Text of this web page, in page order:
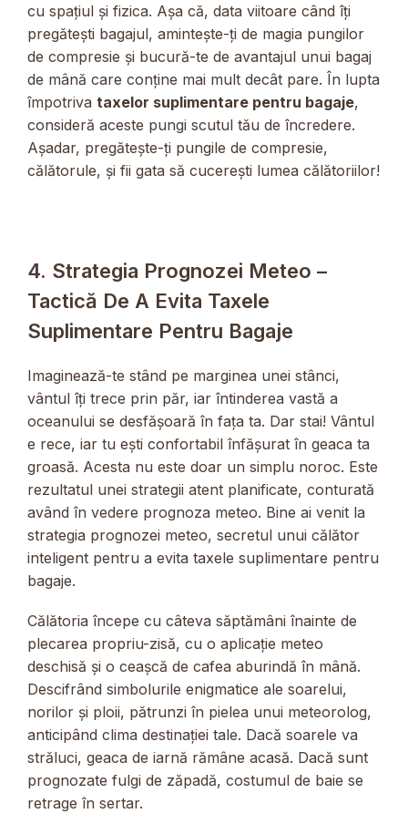
cu spațiul și fizica. Așa că, data viitoare când îți
pregătești bagajul, amintește-ți de magia pungilor
de compresie și bucură-te de avantajul unui bagaj
de mână care conține mai mult decât pare. În lupta
împotriva taxelor suplimentare pentru bagaje,
consideră aceste pungi scutul tău de încredere.
Așadar, pregătește-ți pungile de compresie,
călătorule, și fii gata să cucerești lumea călătoriilor!
4. Strategia Prognozei Meteo –
Tactică De A Evita Taxele
Suplimentare Pentru Bagaje
Imaginează-te stând pe marginea unei stânci,
vântul îți trece prin păr, iar întinderea vastă a
oceanului se desfășoară în fața ta. Dar stai! Vântul
e rece, iar tu ești confortabil înfășurat în geaca ta
groasă. Acesta nu este doar un simplu noroc. Este
rezultatul unei strategii atent planificate, conturată
având în vedere prognoza meteo. Bine ai venit la
strategia prognozei meteo, secretul unui călător
inteligent pentru a evita taxele suplimentare pentru
bagaje.
Călătoria începe cu câteva săptămâni înainte de
plecarea propriu-zisă, cu o aplicație meteo
deschisă și o ceașcă de cafea aburindă în mână.
Descifrând simbolurile enigmatice ale soarelui,
norilor și ploii, pătrunzi în pielea unui meteorolog,
anticipând clima destinației tale. Dacă soarele va
străluci, geaca de iarnă rămâne acasă. Dacă sunt
prognozate fulgi de zăpadă, costumul de baie se
retrage în sertar.